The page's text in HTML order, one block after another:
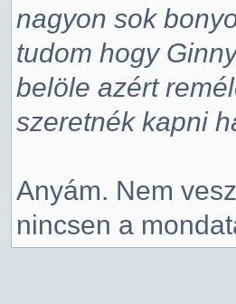
nagyon sok
tudom hogy
belöle azért
szeretnék kapni
Anyám. Nem
nincsen a